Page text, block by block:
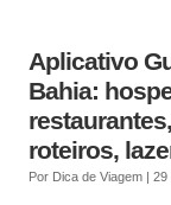
Aplicativo
Bahia:
roteiros,
Por Dica de Viagem| 29